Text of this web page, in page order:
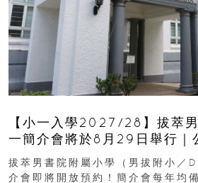
【小一入學2027/28】拔萃
一簡介會將於8月29日舉行｜
｜更設有網上重溫
拔萃男書院附屬小學（男拔附小／
介會即將開放預約！簡介會每年均